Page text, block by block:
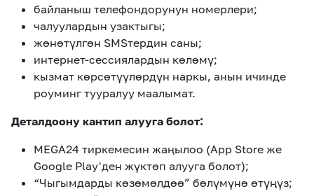
байланыш телефондорунун номерлери;
чалуулардын узактыгы;
жөнөтүлгөн SMSтердин саны;
интернет-сессиялардын көлөмү;
кызмат көрсөтүүлөрдүн наркы, анын ичинде
роуминг тууралуу маалымат.
Деталдоону кантип алууга болот:
MEGA24 тиркемесин жаңылоо (App Store же
Google Play'ден жүктөп алууга болот);
“Чыгымдарды көзөмөлдөө” бөлүмүнө өтүңүз;